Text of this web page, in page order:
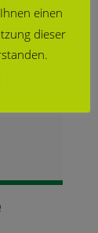
einen
dieser